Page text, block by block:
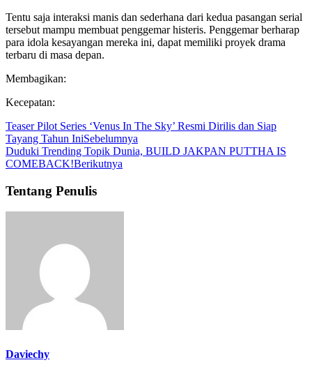
Tentu saja interaksi manis dan sederhana dari kedua pasangan serial
tersebut mampu membuat penggemar histeris. Penggemar berharap
para idola kesayangan mereka ini, dapat memiliki proyek drama
terbaru di masa depan.
Membagikan:
Kecepatan:
Teaser Pilot Series ‘Venus In The Sky’ Resmi Dirilis dan Siap
Tayang Tahun IniSebelumnya
Duduki Trending Topik Dunia, BUILD JAKPAN PUTTHA IS
COMEBACK!Berikutnya
Tentang Penulis
Daviechy